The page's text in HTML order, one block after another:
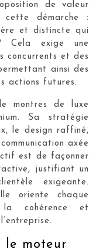
de valeur
cette démarche :
et distincte qui
Cela exige une
concurrents et des
ainsi des
actions futures.
montres de luxe
Sa stratégie
le design raffiné,
axée
est de façonner
justifiant un
exigeante.
oriente chaque
la cohérence et
le moteur